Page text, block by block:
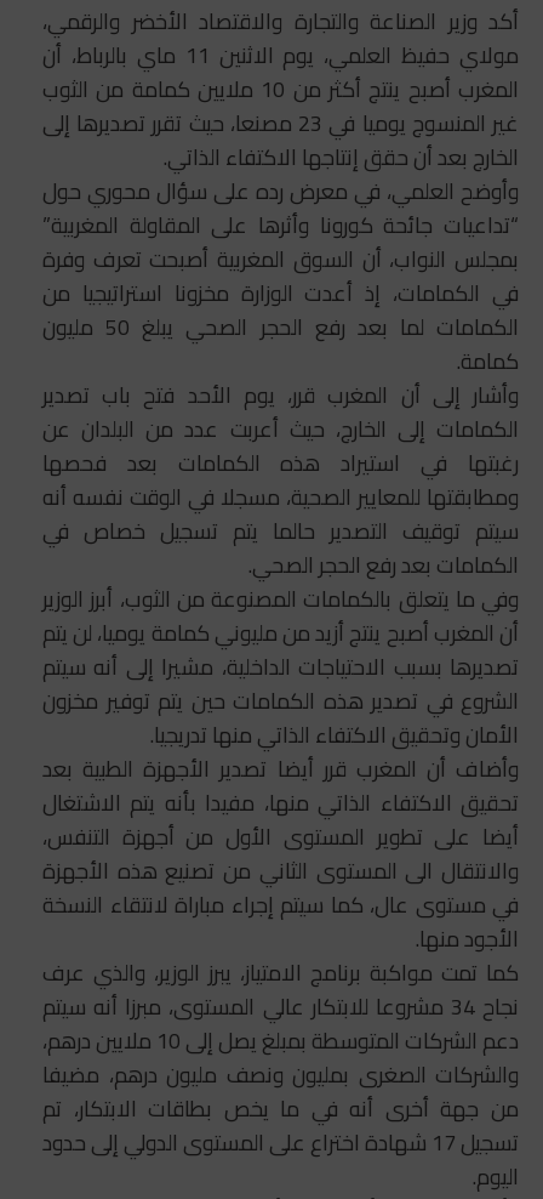
أكد وزير الصناعة والتجارة والاقتصاد الأخضر والرقمي،
مولاي حفيظ العلمي، يوم الاثنين 11 ماي بالرباط، أن
المغرب أصبح ينتج أكثر من 10 ملايين كمامة من الثوب
غير المنسوج يوميا في 23 مصنعا، حيث تقرر تصديرها إلى
الخارج بعد أن حقق إنتاجها الاكتفاء الذاتي.
وأوضح العلمي، في معرض رده على سؤال محوري حول
“تداعيات جائحة كورونا وأثرها على المقاولة المغربية”
بمجلس النواب، أن السوق المغربية أصبحت تعرف وفرة
في الكمامات، إذ أعدت الوزارة مخزونا استراتيجيا من
الكمامات لما بعد رفع الحجر الصحي يبلغ 50 مليون
كمامة.
وأشار إلى أن المغرب قرر، يوم الأحد فتح باب تصدير
الكمامات إلى الخارج، حيث أعربت عدد من البلدان عن
رغبتها في استيراد هذه الكمامات بعد فحصها
ومطابقتها للمعايير الصحية، مسجلا في الوقت نفسه أنه
سيتم توقيف التصدير حالما يتم تسجيل خصاص في
الكمامات بعد رفع الحجر الصحي.
وفي ما يتعلق بالكمامات المصنوعة من الثوب، أبرز الوزير
أن المغرب أصبح ينتج أزيد من مليوني كمامة يوميا، لن يتم
تصديرها بسبب الاحتياجات الداخلية، مشيرا إلى أنه سيتم
الشروع في تصدير هذه الكمامات حين يتم توفير مخزون
الأمان وتحقيق الاكتفاء الذاتي منها تدريجيا.
وأضاف أن المغرب قرر أيضا تصدير الأجهزة الطبية بعد
تحقيق الاكتفاء الذاتي منها، مفيدا بأنه يتم الاشتغال
أيضا على تطوير المستوى الأول من أجهزة التنفس،
والانتقال الى المستوى الثاني من تصنيع هذه الأجهزة
في مستوى عال، كما سيتم إجراء مباراة لانتقاء النسخة
الأجود منها.
كما تمت مواكبة برنامج الامتياز، يبرز الوزير، والذي عرف
نجاح 34 مشروعا للابتكار عالي المستوى، مبرزا أنه سيتم
دعم الشركات المتوسطة بمبلغ يصل إلى 10 ملايين درهم،
والشركات الصغرى بمليون ونصف مليون درهم، مضيفا
من جهة أخرى أنه في ما يخص بطاقات الابتكار، تم
تسجيل 17 شهادة اختراع على المستوى الدولي إلى حدود
اليوم.